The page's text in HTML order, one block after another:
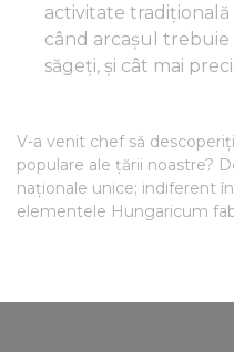
activitate
când arcașul trebuie
săgeți, și cât mai
V-a venit chef să
populare ale țării noastre?
naționale unice; indiferent
elementele Hungaricum